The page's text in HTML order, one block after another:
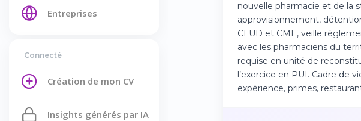
Entreprises
Connecté
Création de mon CV
Insights générés par IA
nouvelle pharmacie et de la
approvisionnement,
CLUD et CME, veille
avec les pharmaciens du
requise en unité de
l’exercice en PUI. Cadre de
expérience, primes,